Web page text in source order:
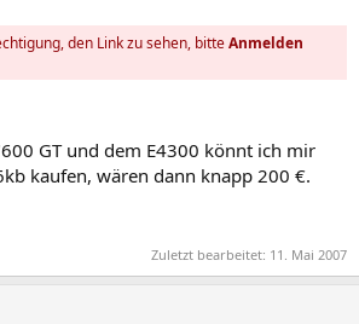
den Link zu sehen, bitteAnmelden
GT und dem E4300 könnt ich mir
kaufen, wären dann knapp 200 €.
Zuletzt bearbeitet: 11. Mai 2007